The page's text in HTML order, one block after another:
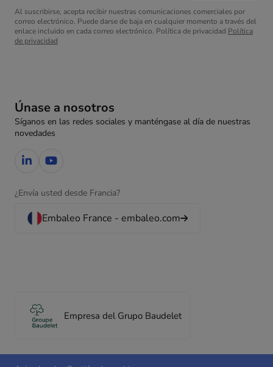
Únase a nosotros
Síganos en las redes sociales y manténgase al día de nuestras
novedades
¿Envía usted desde Francia?
Embaleo France - embaleo.com
Empresa del Grupo Baudelet
Al suscribirse, acepta recibir nuestras comunicaciones comerciales por
correo electrónico. Puede darse de baja en cualquier momento a través del
enlace incluido en cada correo electrónico. Política de privacidad Política
de privacidad